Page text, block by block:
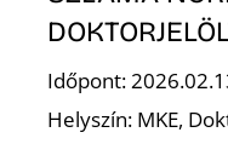
Időpont:
Helyszín: MKE,